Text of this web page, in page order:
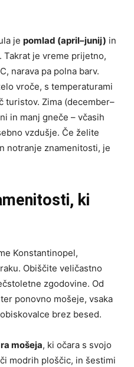
je pomlad (april–junij) in
. Takrat je vreme prijetno,
narava pa polna barv.
vroče, s temperaturami
turistov. Zima (december–
in manj gneče – včasih
vzdušje. Če želite
notranje znamenitosti, je
ki
Konstantinopel,
Obiščite veličastno
zgodovine. Od
ponovno mošeje, vsaka
brez besed.
mošeja, ki očara s svojo
modrih ploščic, in šestimi